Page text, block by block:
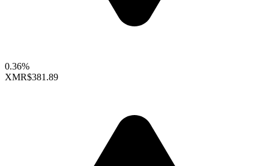
0.36%
XMR$381.89